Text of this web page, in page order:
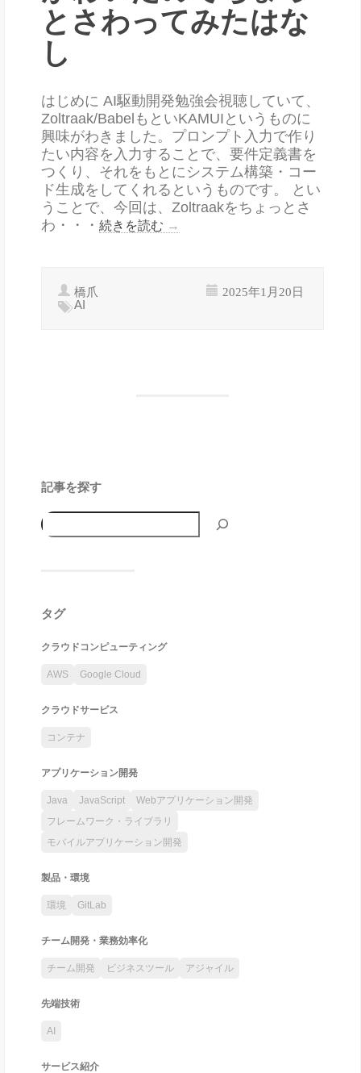
とさわってみたはな
し
はじめに AI駆動開発勉強会視聴していて、
Zoltraak/BabelもといKAMUIというものに
興味がわきました。プロンプト入力で作り
たい内容を入力することで、要件定義書を
つくり、それをもとにシステム構築・コー
ド生成をしてくれるというものです。 とい
うことで、今回は、Zoltraakをちょっとさ
わ・・・ 続きを読む →
橋爪 2025年1月20日
AI
記事を探す
タグ
クラウドコンピューティング
AWS Google Cloud
クラウドサービス
コンテナ
アプリケーション開発
Java JavaScript
Webアプリケーション開発
フレームワーク・ライブラリ
モバイルアプリケーション開発
製品・環境
環境 GitLab
チーム開発・業務効率化
チーム開発 ビジネスツール アジャイル
先端技術
AI
サービス紹介